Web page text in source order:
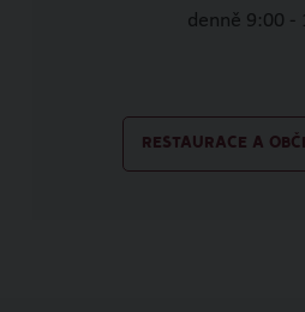
denně 9:00 -
RESTAURACE A